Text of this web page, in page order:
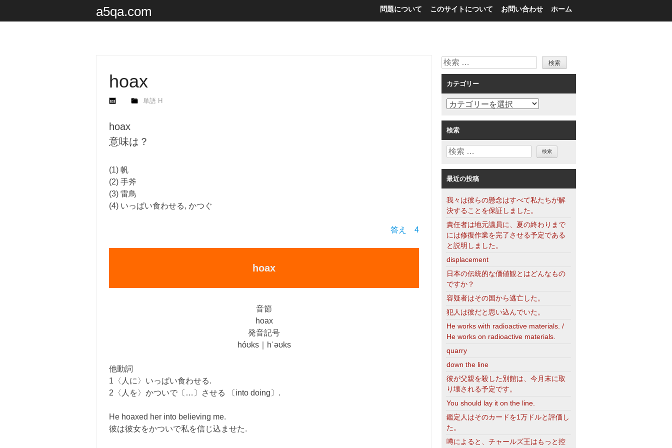
a5qa.com ホーム
お問い合わせ
このサイトについて
問題について
hoax
単語 H
hoax
意味は？
(1) 帆
(2) 手斧
(3) 雷鳥
(4) いっぱい食わせる, かつぐ
答え 4
hoax
音節
hoax
発音記号
hóʊks｜hˈəʊks
他動詞
1〈人に〉いっぱい食わせる.
2〈人を〉かついで〔…〕させる 〔into doing〕.
He hoaxed her into believing me.
彼は彼女をかついで私を信じ込ませた.
検
索
カテゴリー
カ
ゴ
リ
ー
検索
検
最近の投稿
我々は彼らの懸念はすべて私たちが解
決することを保証しました。
責任者は地元議員に、夏の終わりまで
には修復作業を完了させる予定である
と説明しました。
displacement
日本の伝統的な価値観とはどんなもの
ですか？
容疑者はその国から逃亡した。
犯人は彼だと思い込んでいた。
He works with radioactive materials. /
He works on radioactive materials.
quarry
down the line
彼が父親を殺した別館は、今月末に取
り壊される予定です。
You should lay it on the line.
鑑定人はそのカードを1万ドルと評価し
た。
噂によると、チャールズ王はもっと控